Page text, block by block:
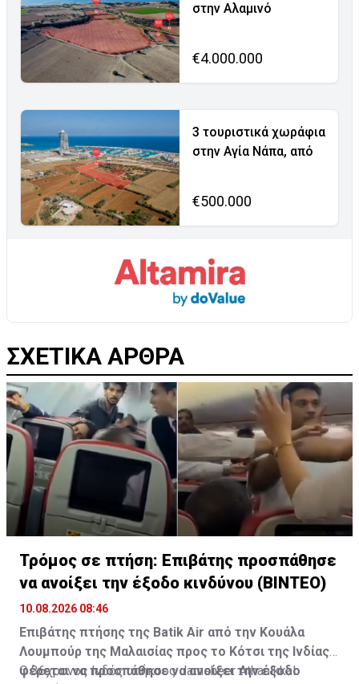
στην Αλαμινό
€4.000.000
3 τουριστικά χωράφια
στην Αγία Νάπα, από
€500.000
ΣΧΕΤΙΚΑ ΑΡΘΡΑ
Τρόμος σε πτήση: Επιβάτης προσπάθησε
να ανοίξει την έξοδο κινδύνου (ΒΙΝΤΕΟ)
10.08.2026 08:46
Επιβάτης πτήσης της Batik Air από την Κουάλα
Λουμπούρ της Μαλαισίας προς το Κότσι της Ινδίας,
φέρεται να προσπάθησε να ανοίξει την έξοδο
Ο 36χρονος Ινδός υπήκοος Jamsheer Athanikkal